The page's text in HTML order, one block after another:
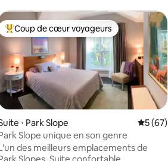
Coups de cœur voyageurs les plus
Coup de cœur voyageurs
⋅ Park Slope
5 (67)
Slope unique en son genre
des meilleurs emplacements de